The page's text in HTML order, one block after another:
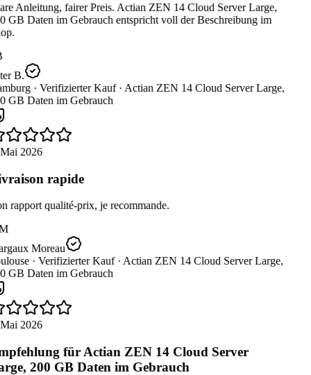
Anleitung, fairer Preis. Actian ZEN 14 Cloud Server Large,
GB Daten im Gebrauch entspricht voll der Beschreibung im
B.
· Verifizierter Kauf · Actian ZEN 14 Cloud Server Large,
GB Daten im Gebrauch
2026
rapide
rapport qualité-prix, je recommande.
Moreau
· Verifizierter Kauf · Actian ZEN 14 Cloud Server Large,
GB Daten im Gebrauch
2026
für Actian ZEN 14 Cloud Server
200 GB Daten im Gebrauch